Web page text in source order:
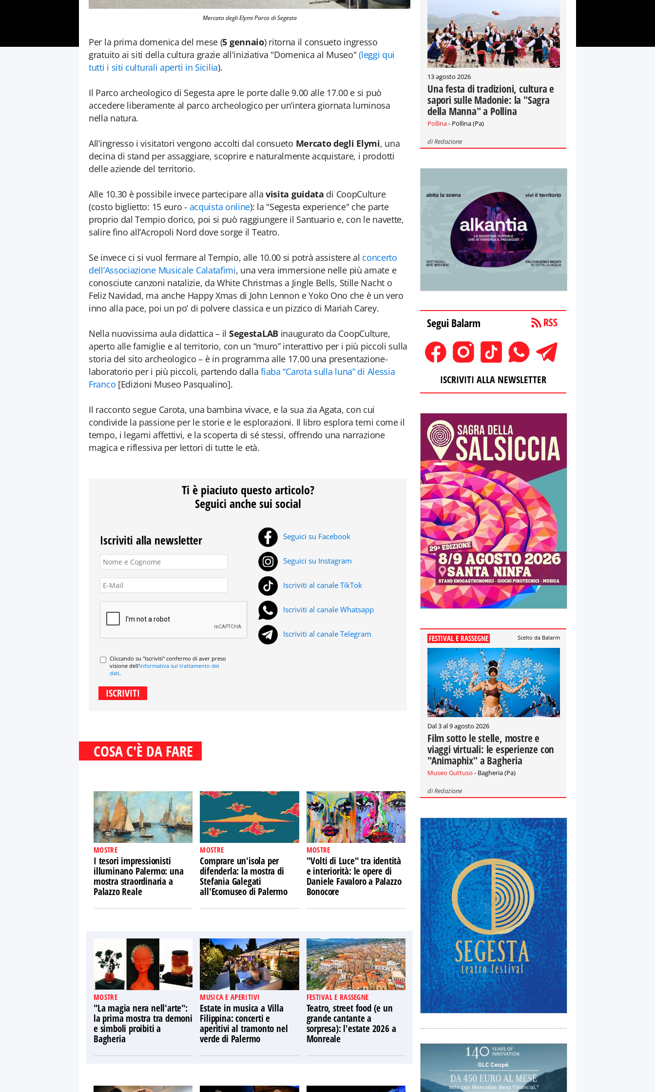
Mercato degli Elymi Parco di Segesta
Per la prima domenica del mese (5 gennaio) ritorna il consueto ingresso
gratuito ai siti della cultura grazie all'iniziativa "Domenica al Museo"(leggi qui
tutti i siti culturali aperti in Sicilia).
Il Parco archeologico di Segesta apre le porte dalle 9.00 alle 17.00 e si può
accedere liberamente al parco archeologico per un’intera giornata luminosa
nella natura.
All’ingresso i visitatori vengono accolti dal consueto Mercato degli Elymi, una
decina di stand per assaggiare, scoprire e naturalmente acquistare, i prodotti
delle aziende del territorio.
Alle 10.30 è possibile invece partecipare alla visita guidata di CoopCulture
(costo biglietto: 15 euro - acquista online): la "Segesta experience" che parte
proprio dal Tempio dorico, poi si può raggiungere il Santuario e, con le navette,
salire fino all’Acropoli Nord dove sorge il Teatro.
Se invece ci si vuol fermare al Tempio, alle 10.00 si potrà assistere al concerto
dell’Associazione Musicale Calatafimi, una vera immersione nelle più amate e
conosciute canzoni natalizie, da White Christmas a Jingle Bells, Stille Nacht o
Feliz Navidad, ma anche Happy Xmas di John Lennon e Yoko Ono che è un vero
inno alla pace, poi un po’ di polvere classica e un pizzico di Mariah Carey.
Nella nuovissima aula didattica – il SegestaLAB inaugurato da CoopCulture,
aperto alle famiglie e al territorio, con un “muro” interattivo per i più piccoli sulla
storia del sito archeologico – è in programma alle 17.00 una presentazione-
laboratorio per i più piccoli, partendo dallafiaba “Carota sulla luna” di Alessia
Franco [Edizioni Museo Pasqualino].
Il racconto segue Carota, una bambina vivace, e la sua zia Agata, con cui
condivide la passione per le storie e le esplorazioni. Il libro esplora temi come il
tempo, i legami affettivi, e la scoperta di sé stessi, offrendo una narrazione
magica e riflessiva per lettori di tutte le età.
Ti è piaciuto questo articolo?
Seguici anche sui social
Iscriviti alla newsletter
Cliccando su "Iscriviti" confermo di aver preso
visione dell'informativa sul trattamento dei
dati.
Seguici su Facebook
Seguici su Instagram
Iscriviti al canale TikTok
Iscriviti al canale Whatsapp
Iscriviti al canale Telegram
COSA C'È DA FARE
MOSTRE
I tesori impressionisti
illuminano Palermo: una
mostra straordinaria a
Palazzo Reale
MOSTRE
Comprare un'isola per
difenderla: la mostra di
Stefania Galegati
all'Ecomuseo di Palermo
MOSTRE
"Volti di Luce" tra identità
e interiorità: le opere di
Daniele Favaloro a Palazzo
Bonocore
MOSTRE
"La magia nera nell'arte":
la prima mostra tra demoni
e simboli proibiti a
Bagheria
MUSICA E APERITIVI
Estate in musica a Villa
Filippina: concerti e
aperitivi al tramonto nel
verde di Palermo
FESTIVAL E RASSEGNE
Teatro, street food (e un
grande cantante a
sorpresa): l'estate 2026 a
Monreale
13 agosto 2026
Una festa di tradizioni, cultura e
sapori sulle Madonie: la "Sagra
della Manna" a Pollina
Pollina- Pollina (Pa)
diRedazione
Segui Balarm
ISCRIVITI ALLA NEWSLETTER
FESTIVAL E RASSEGNE Scelto da Balarm
Dal 3 al 9 agosto 2026
Film sotto le stelle, mostre e
viaggi virtuali: le esperienze con
"Animaphix" a Bagheria
Museo Guttuso - Bagheria (Pa)
diRedazione